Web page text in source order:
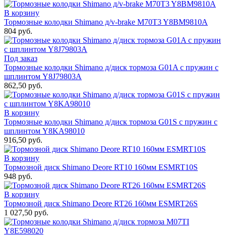
В корзину
Тормозные колодки Shimano д/v-brake М70T3 Y8BM9810A
804 руб.
Под заказ
Тормозные колодки Shimano д/диск тормоза G01A с пружин с
шплинтом Y8J79803A
862,50 руб.
В корзину
Тормозные колодки Shimano д/диск тормоза G01S с пружин с
шплинтом Y8KA98010
916,50 руб.
В корзину
Тормозной диск Shimano Deore RT10 160мм ESMRT10S
948 руб.
В корзину
Тормозной диск Shimano Deore RT26 160мм ESMRT26S
1 027,50 руб.